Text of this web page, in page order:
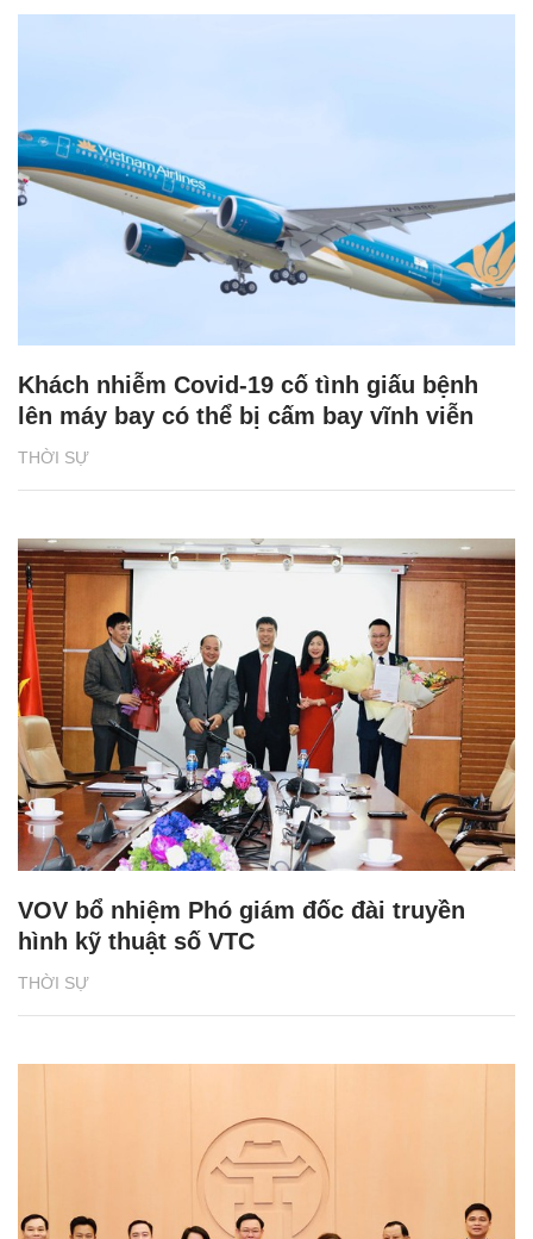
THỜI SỰ
Khách nhiễm Covid-19 cố tình giấu bệnh
lên máy bay có thể bị cấm bay vĩnh viễn
THỜI SỰ
VOV bổ nhiệm Phó giám đốc đài truyền
hình kỹ thuật số VTC